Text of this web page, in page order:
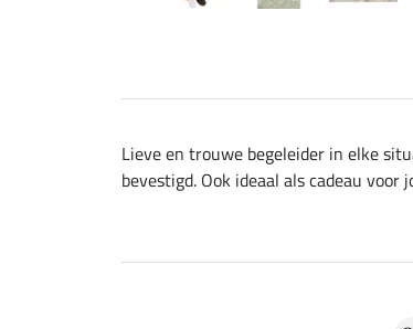
Lieve en trouwe begeleider in elke
bevestigd. Ook ideaal als cadeau voor